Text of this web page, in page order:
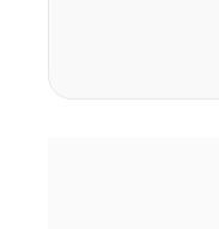
on foot, while